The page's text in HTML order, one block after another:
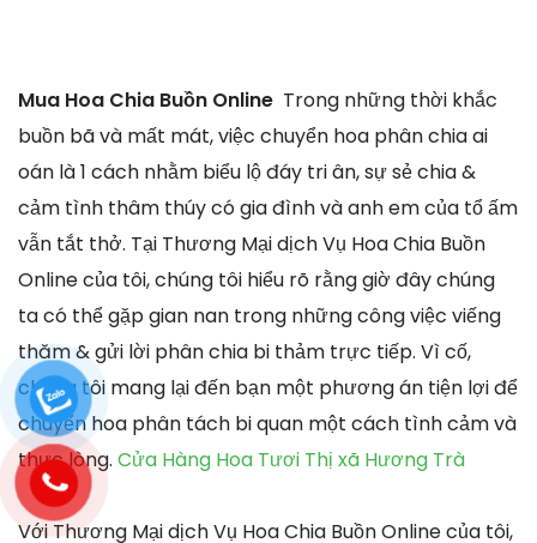
Mua Hoa Chia Buồn Online Trong những thời khắc
buồn bã và mất mát, việc chuyển hoa phân chia ai
oán là 1 cách nhằm biểu lộ đáy tri ân, sự sẻ chia &
cảm tình thâm thúy có gia đình và anh em của tổ ấm
vẫn tắt thở. Tại Thương Mại dịch Vụ Hoa Chia Buồn
Online của tôi, chúng tôi hiểu rõ rằng giờ đây chúng
ta có thể gặp gian nan trong những công việc viếng
thăm & gửi lời phân chia bi thảm trực tiếp. Vì cố,
chúng tôi mang lại đến bạn một phương án tiện lợi để
chuyển hoa phân tách bi quan một cách tình cảm và
thực lòng. Cửa Hàng Hoa Tươi Thị xã Hương Trà
Với Thương Mại dịch Vụ Hoa Chia Buồn Online của tôi,